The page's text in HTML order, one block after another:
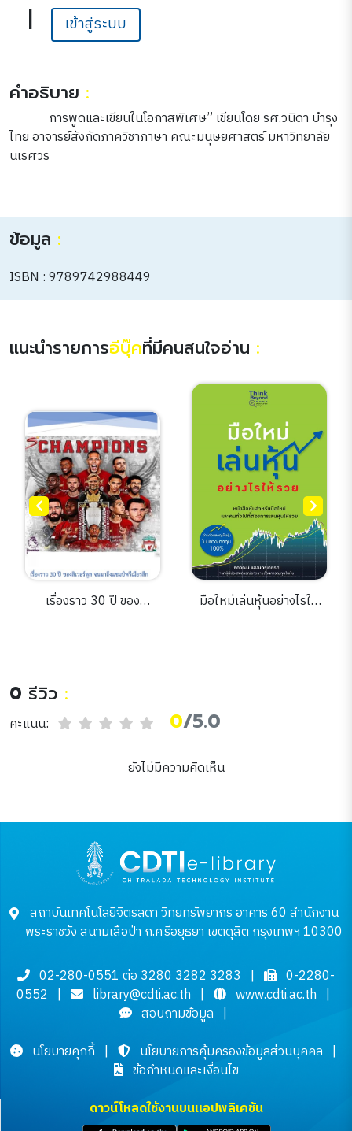
| เข้าสู่ระบบ
คำอธิบาย :
การพูดและเขียนในโอกาสพิเศษ” เขียนโดย รศ.วนิดา บำรุง
ไทย อาจารย์สังกัดภาควิชาภาษา คณะมนุษยศาสตร์ มหาวิทยาลัย
นเรศวร
ข้อมูล :
ISBN : 9789742988449
แนะนำรายการอีบุ๊คที่มีคนสนใจอ่าน :
เรื่องราว 30 ปี ของ
มือใหม่เล่นหุ้นอย่างไรให้
0 รีวิว :
คะแนน: 0/5.0
ยังไม่มีความคิดเห็น
สถาบันเทคโนโลยีจิตรลดา วิทยทรัพยากร อาคาร 60 สำนักงาน
พระราชวัง สนามเสือป่า ถ.ศรีอยุธยา เขตดุสิต กรุงเทพฯ 10300
02-280-0551 ต่อ 3280 3282 3283 |
0-2280-
0552 | library@cdti.ac.th | www.cdti.ac.th |
สอบถามข้อมูล |
นโยบายคุกกี้ | นโยบายการคุ้มครองข้อมูลส่วนบุคคล |
ข้อกำหนดและเงื่อนไข
ดาวน์โหลดใช้งานบนแอปพลิเคชัน